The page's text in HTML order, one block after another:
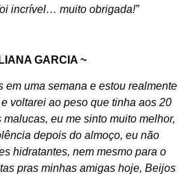
incrível… muito obrigada!”
GARCIA ~
em uma semana e estou realmente
voltarei ao peso que tinha aos 20
eu me sinto muito melhor,
depois do almoço, eu não
hidratantes, nem mesmo para o
pras minhas amigas hoje, Beijos